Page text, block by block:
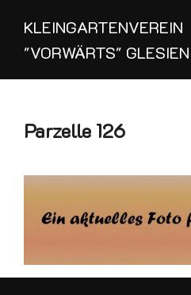
Inhalt
springen
KLEINGARTENVEREIN
"VORWÄRTS"
Parzelle 126